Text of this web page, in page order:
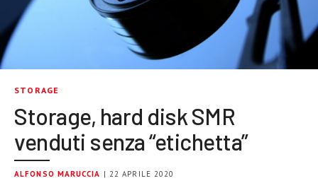
STORAGE
Storage, hard disk SMR
venduti senza “etichetta”
ALFONSO MARUCCIA | 22 APRILE 2020